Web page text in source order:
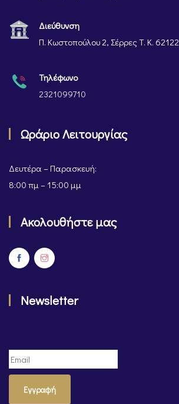
Διεύθυνση
Π. Κωστοπούλου 2, Σέρρες Τ. Κ. 62122
Τηλέφωνο
2321099710
Ωράριο Λειτουργίας
Δευτέρα – Παρασκευή:
8:00 πμ – 15:00 μμ
Ακολουθήστε μας
Newsletter
Εγγραφή